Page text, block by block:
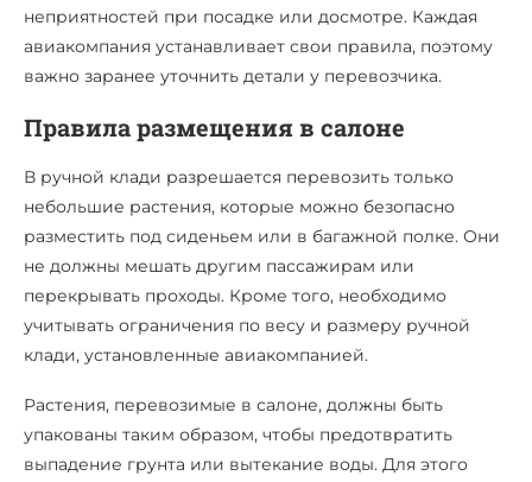
неприятностей при посадке или досмотре. Каждая
авиакомпания устанавливает свои правила, поэтому
важно заранее уточнить детали у перевозчика.
Правила размещения в салоне
В ручной клади разрешается перевозить только
небольшие растения, которые можно безопасно
разместить под сиденьем или в багажной полке. Они
не должны мешать другим пассажирам или
перекрывать проходы. Кроме того, необходимо
учитывать ограничения по весу и размеру ручной
клади, установленные авиакомпанией.
Растения, перевозимые в салоне, должны быть
упакованы таким образом, чтобы предотвратить
выпадение грунта или вытекание воды. Для этого